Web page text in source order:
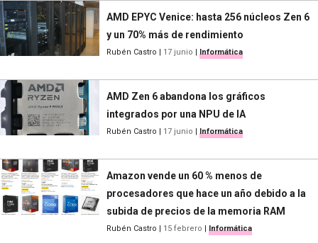
AMD EPYC Venice: hasta 256 núcleos Zen 6
y un 70% más de rendimiento
Rubén Castro | 17 junio | Informática
AMD Zen 6 abandona los gráficos
integrados por una NPU de IA
Rubén Castro | 17 junio | Informática
Amazon vende un 60 % menos de
procesadores que hace un año debido a la
subida de precios de la memoria RAM
Rubén Castro | 15 febrero | Informática